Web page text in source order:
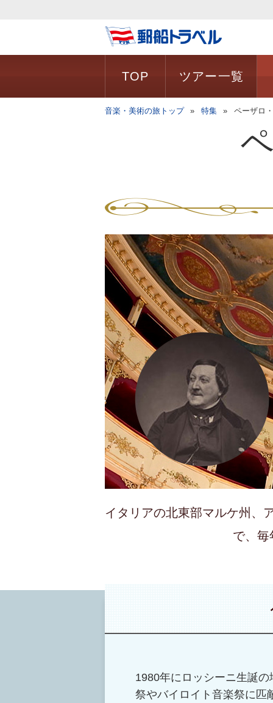
TOP ツアー一覧
音楽・美術の旅トップ 特集 ペーザロ
イタリアの北東部マルケ州、
で、毎
1980年にロッシーニ生誕
祭やバイロイト音楽祭に匹